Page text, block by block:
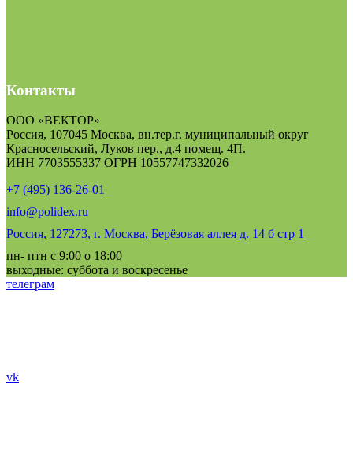
Контакты
ООО «ВЕКТОР»
Россия, 107045 Москва, вн.тер.г. муниципальный округ
Красносельский, Луков пер., д.4 помещ. 4П.
ИНН 7703555337 ОГРН 10557747332026
+7 (495) 136-26-01
info@polidex.ru
Россия, 127273, г. Москва, Берёзовая аллея д. 14 б стр 1
пн- птн с 9:00 о 18:00
выходные: суббота и воскресенье
телеграм
vk